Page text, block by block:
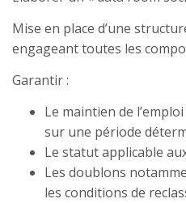
Mise en place d’une
engageant toutes les
Garantir :
Le maintien de
sur une période
Le statut applicable
Les doublons
les conditions de